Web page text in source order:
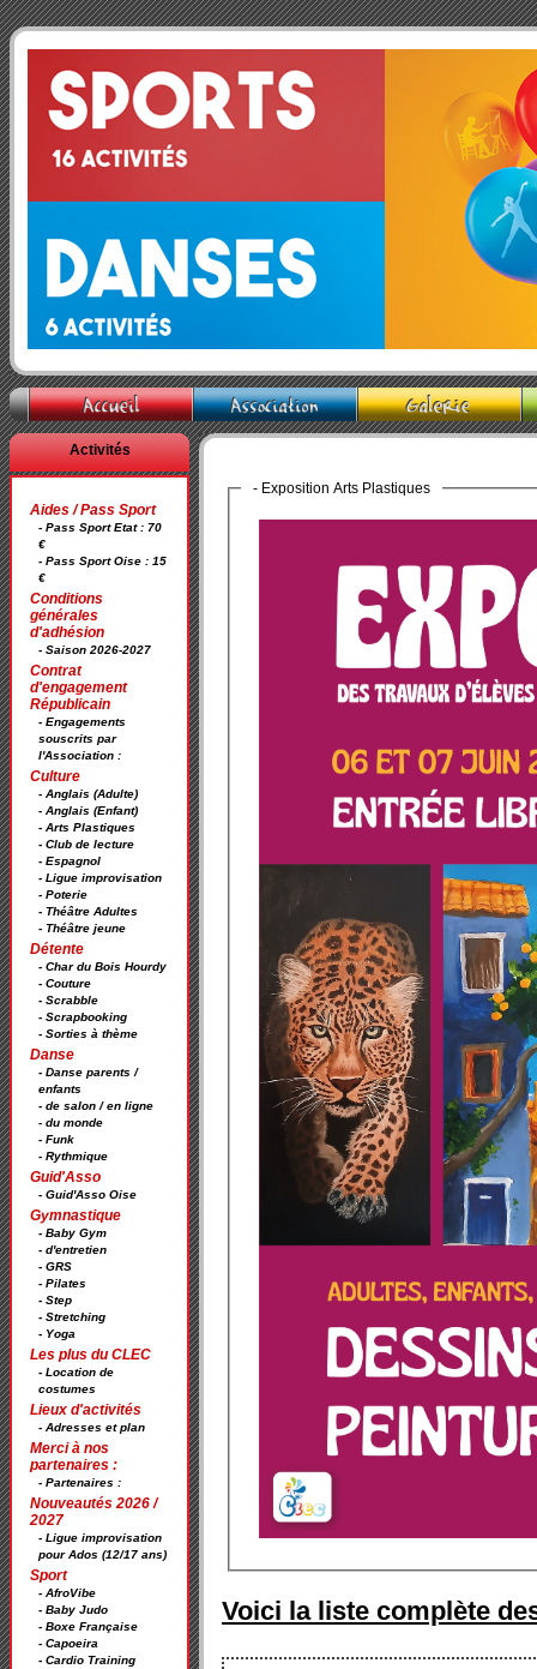
Activités
Aides / Pass Sport
- Pass Sport Etat : 70
€
- Pass Sport Oise : 15
€
Conditions
générales
d'adhésion
- Saison 2026-2027
Contrat
d'engagement
Républicain
- Engagements
souscrits par
l'Association :
Culture
- Anglais (Adulte)
- Anglais (Enfant)
- Arts Plastiques
- Club de lecture
- Espagnol
- Ligue improvisation
- Poterie
- Théâtre Adultes
- Théâtre jeune
Détente
- Char du Bois Hourdy
- Couture
- Scrabble
- Scrapbooking
- Sorties à thème
Danse
- Danse parents /
enfants
- de salon / en ligne
- du monde
- Funk
- Rythmique
Guid'Asso
- Guid'Asso Oise
Gymnastique
- Baby Gym
- d'entretien
- GRS
- Pilates
- Step
- Stretching
- Yoga
Les plus du CLEC
- Location de
costumes
Lieux d'activités
- Adresses et plan
Merci à nos
partenaires :
- Partenaires :
Nouveautés 2026 /
2027
- Ligue improvisation
pour Ados (12/17 ans)
Sport
- AfroVibe
- Baby Judo
- Boxe Française
- Capoeira
- Cardio Training
- Exposition Arts Plastiques
Voici la liste complète